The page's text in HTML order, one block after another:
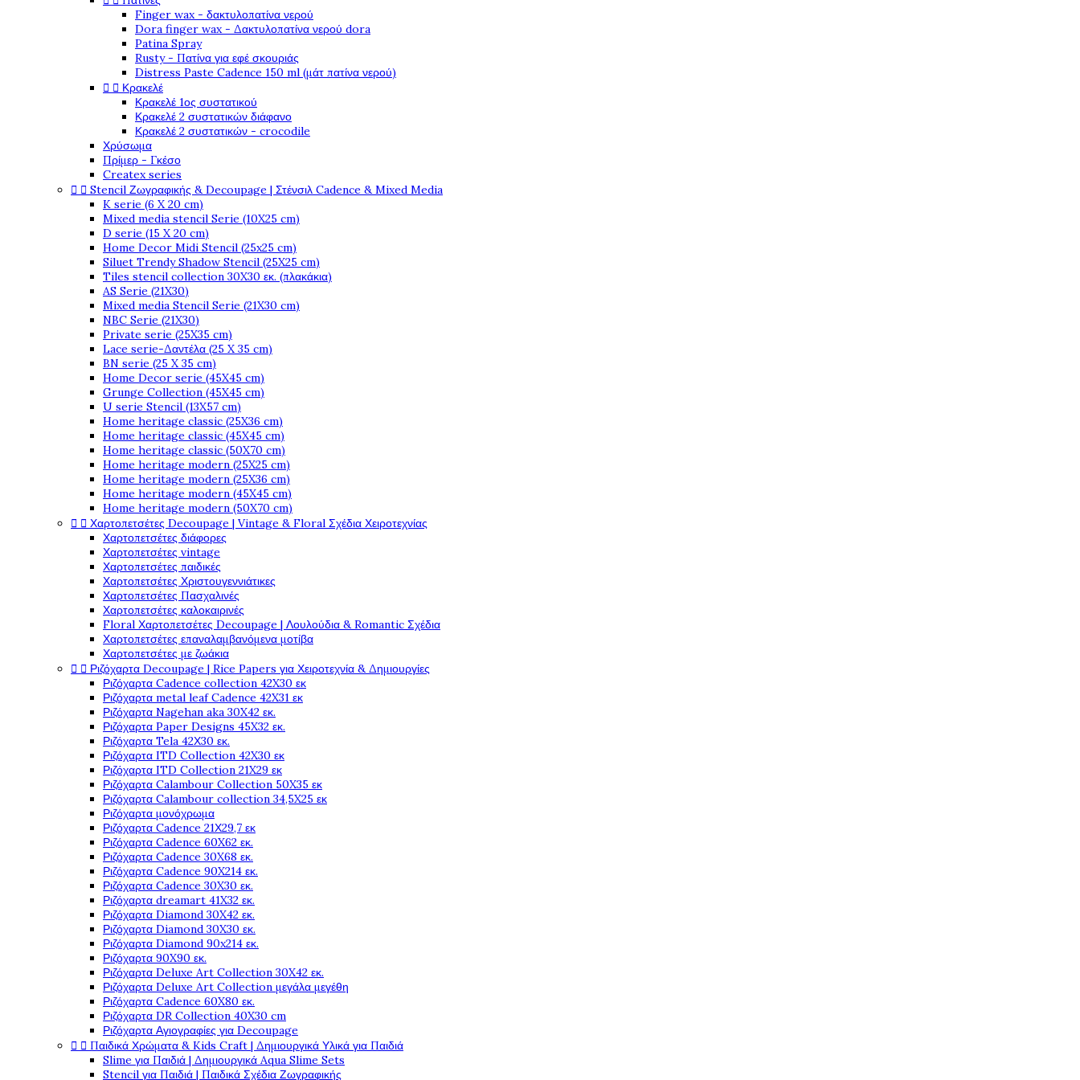
Finger wax - δακτυλοπατίνα νερού
Dora finger wax - Δακτυλοπατίνα νερού dora
Patina Spray
Rusty - Πατίνα για εφέ σκουριάς
Distress Paste Cadence 150 ml (μάτ πατίνα νερού)
  Κρακελέ
Κρακελέ 1ος συστατικού
Κρακελέ 2 συστατικών διάφανο
Κρακελέ 2 συστατικών - crocodile
Χρύσωμα
Πρίμερ - Γκέσο
Createx series
  Stencil Ζωγραφικής & Decoupage | Στένσιλ Cadence & Mixed Media
K serie (6 X 20 cm)
Mixed media stencil Serie (10X25 cm)
D serie (15 X 20 cm)
Home Decor Midi Stencil (25x25 cm)
Siluet Trendy Shadow Stencil (25X25 cm)
Tiles stencil collection 30X30 εκ. (πλακάκια)
AS Serie (21X30)
Mixed media Stencil Serie (21X30 cm)
NBC Serie (21X30)
Private serie (25X35 cm)
Lace serie-Δαντέλα (25 X 35 cm)
BN serie (25 X 35 cm)
Home Decor serie (45X45 cm)
Grunge Collection (45X45 cm)
U serie Stencil (13X57 cm)
Home heritage classic (25X36 cm)
Home heritage classic (45X45 cm)
Home heritage classic (50X70 cm)
Home heritage modern (25X25 cm)
Home heritage modern (25X36 cm)
Home heritage modern (45X45 cm)
Home heritage modern (50X70 cm)
  Χαρτοπετσέτες Decoupage | Vintage & Floral Σχέδια Χειροτεχνίας
Χαρτοπετσέτες διάφορες
Χαρτοπετσέτες vintage
Χαρτοπετσέτες παιδικές
Χαρτοπετσέτες Χριστουγεννιάτικες
Χαρτοπετσέτες Πασχαλινές
Χαρτοπετσέτες καλοκαιρινές
Floral Χαρτοπετσέτες Decoupage | Λουλούδια & Romantic Σχέδια
Χαρτοπετσέτες επαναλαμβανόμενα μοτίβα
Χαρτοπετσέτες με ζωάκια
  Ριζόχαρτα Decoupage | Rice Papers για Χειροτεχνία & Δημιουργίες
Ριζόχαρτα Cadence collection 42X30 εκ
Ριζόχαρτα metal leaf Cadence 42X31 εκ
Ριζόχαρτα Nagehan aka 30X42 εκ.
Ριζόχαρτα Paper Designs 45X32 εκ.
Ριζόχαρτα Tela 42Χ30 εκ.
Ριζόχαρτα ITD Collection 42X30 εκ
Ριζόχαρτα ITD Collection 21X29 εκ
Ριζόχαρτα Calambour Collection 50X35 εκ
Ριζόχαρτα Calambour collection 34,5X25 εκ
Ριζόχαρτα μονόχρωμα
Ριζόχαρτα Cadence 21Χ29,7 εκ
Ριζόχαρτα Cadence 60X62 εκ.
Ριζόχαρτα Cadence 30X68 εκ.
Ριζόχαρτα Cadence 90X214 εκ.
Ριζόχαρτα Cadence 30X30 εκ.
Ριζόχαρτα dreamart 41X32 εκ.
Ριζόχαρτα Diamond 30X42 εκ.
Ριζόχαρτα Diamond 30X30 εκ.
Ριζόχαρτα Diamond 90x214 εκ.
Ριζόχαρτα 90X90 εκ.
Ριζόχαρτα Deluxe Art Collection 30X42 εκ.
Ριζόχαρτα Deluxe Art Collection μεγάλα μεγέθη
Ριζόχαρτα Cadence 60X80 εκ.
Ριζόχαρτα DR Collection 40X30 cm
Ριζόχαρτα Αγιογραφίες για Decoupage
  Παιδικά Χρώματα & Kids Craft | Δημιουργικά Υλικά για Παιδιά
Slime για Παιδιά | Δημιουργικά Aqua Slime Sets
Stencil για Παιδιά | Παιδικά Σχέδια Ζωγραφικής